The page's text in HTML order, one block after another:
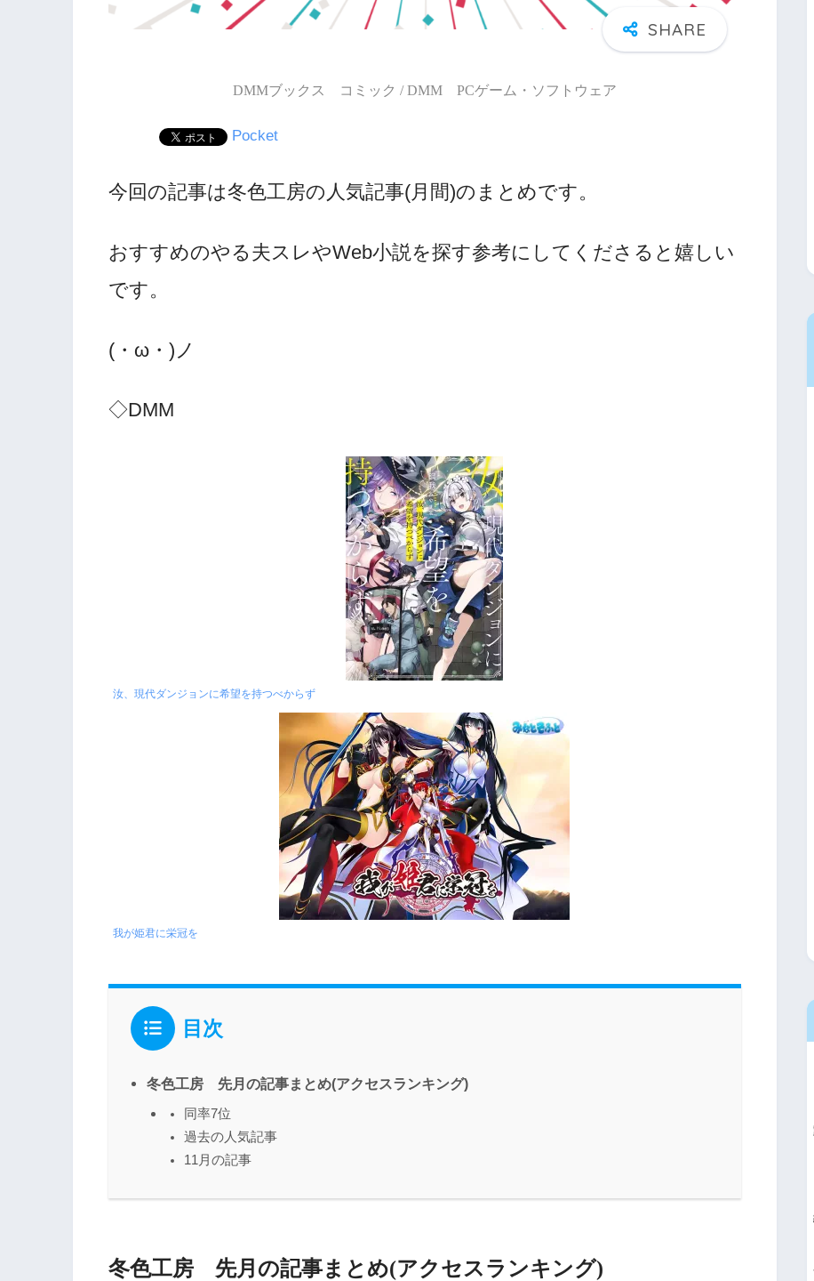
DMMブックス コミック / DMM PCゲーム・ソフトウェア
Pocket
今回の記事は冬色工房の人気記事(月間)のまとめです。
おすすめのやる夫スレやWeb小説を探す参考にしてくださると嬉しい
です。
(・ω・)ノ
◇DMM
汝、現代ダンジョンに希望を持つべからず
我が姫君に栄冠を
目次
冬色工房 先月の記事まとめ(アクセスランキング)
同率7位
過去の人気記事
11月の記事
冬色工房 先月の記事まとめ(アクセスランキング)